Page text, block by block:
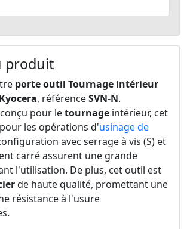
produit
porte outil Tournage intérieur
Kyocera, référenceSVN-N.
pour letournage intérieur, cet
les opérations d'usinage de
avec serrage à vis (S) et
carré assurent une grande
l'utilisation. De plus, cet outil est
de haute qualité, promettant une
résistance à l'usure